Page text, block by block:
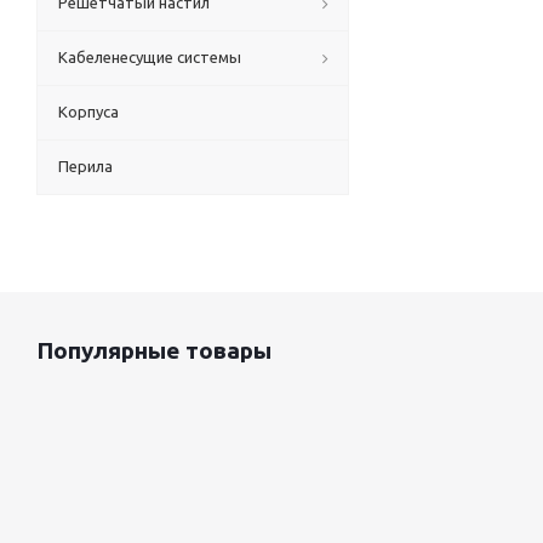
Кабеленесущие системы
Корпуса
Перила
Популярные товары